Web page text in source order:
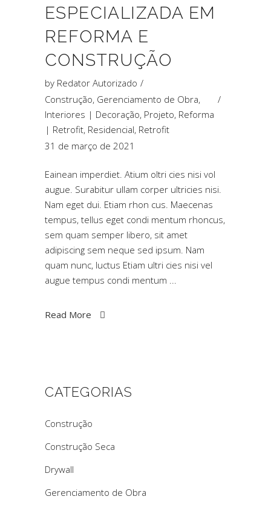
ESPECIALIZADA EM
REFORMA E
CONSTRUÇÃO
by Redator Autorizado
Construção, Gerenciamento de Obra,
Interiores | Decoração, Projeto, Reforma
| Retrofit, Residencial, Retrofit
31 de março de 2021
Eainean imperdiet. Atium oltri cies nisi vol
augue. Surabitur ullam corper ultricies nisi.
Nam eget dui. Etiam rhon cus. Maecenas
tempus, tellus eget condi mentum rhoncus,
sem quam semper libero, sit amet
adipiscing sem neque sed ipsum. Nam
quam nunc, luctus Etiam ultri cies nisi vel
augue tempus condi mentum
Read More
CATEGORIAS
Construção
Construção Seca
Drywall
Gerenciamento de Obra